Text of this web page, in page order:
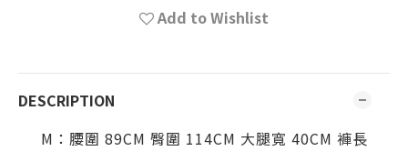
Add to Wishlist
DESCRIPTION
M：腰圍 89CM 臀圍 114CM 大腿寬 40CM 褲長